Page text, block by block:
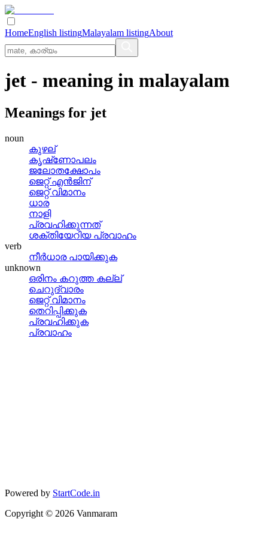
HomeEnglish listingMalayalam listingAbout
jet - meaning in malayalam
Meanings for jet
noun
കുഴല്
കൃഷ്‌ണോപലം
ജലോതക്ഷോപം
ജെറ്റ്‌ എന്‍ജിന്
ജെറ്റ്‌ വിമാനം
ധാര
നാളി
പ്രവഹിക്കുന്നത്
ശക്തിയേറിയ പ്രവാഹം
verb
നീര്‍ധാര പായിക്കുക
unknown
ഒരിനം കറുത്ത കല്ല്
ചെറുദ്വാരം
ജെറ്റ് വിമാനം
തെറിപ്പിക്കുക
പ്രവഹിക്കുക
പ്രവാഹം
Powered by StartCode.in
Copyright © 2026 Vanmaram